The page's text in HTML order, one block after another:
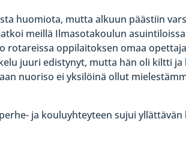
huomiota, mutta alkuun päästiin
meillä Ilmasotakoulun
oppilaitoksen omaa
juuri edistynyt, mutta hän oli kiltti ja
nuoriso ei yksilöinä ollut
ja kouluyhteyteen sujui yllättävän